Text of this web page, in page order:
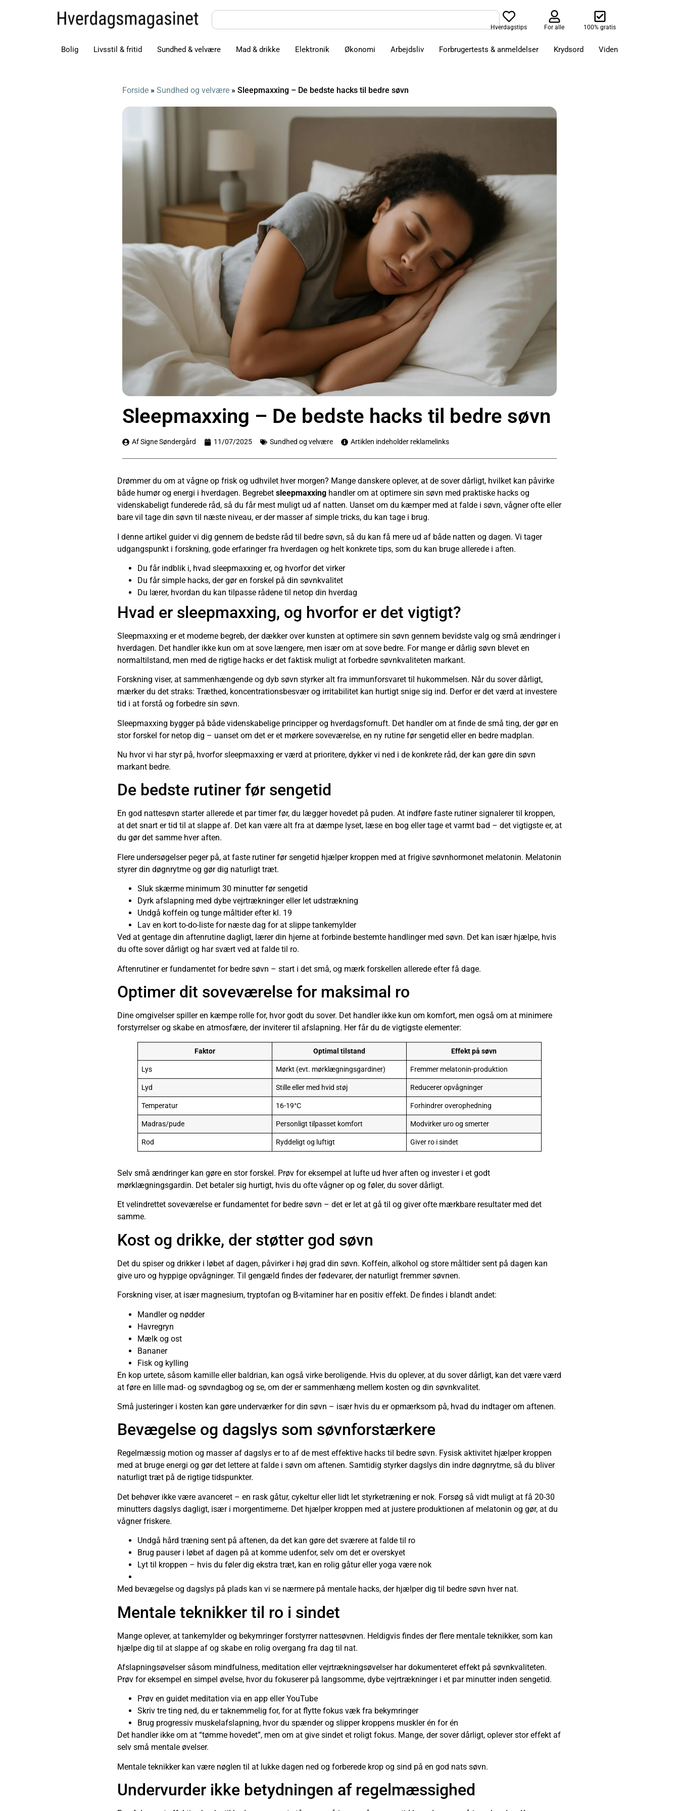
Hverdagstips For alle 100% gratis
Bolig Livsstil & fritid Sundhed & velvære Mad & drikke Elektronik Økonomi Arbejdsliv Forbrugertests & anmeldelser Krydsord Viden
Forside » Sundhed og velvære » Sleepmaxxing – De bedste hacks til bedre søvn
Sleepmaxxing – De bedste hacks til bedre søvn
Af Signe Søndergård 11/07/2025 Sundhed og velvære Artiklen indeholder reklamelinks
Drømmer du om at vågne op frisk og udhvilet hver morgen? Mange danskere oplever, at de sover dårligt, hvilket kan påvirke
både humør og energi i hverdagen. Begrebet sleepmaxxing handler om at optimere sin søvn med praktiske hacks og
videnskabeligt funderede råd, så du får mest muligt ud af natten. Uanset om du kæmper med at falde i søvn, vågner ofte eller
bare vil tage din søvn til næste niveau, er der masser af simple tricks, du kan tage i brug.
I denne artikel guider vi dig gennem de bedste råd til bedre søvn, så du kan få mere ud af både natten og dagen. Vi tager
udgangspunkt i forskning, gode erfaringer fra hverdagen og helt konkrete tips, som du kan bruge allerede i aften.
Du får indblik i, hvad sleepmaxxing er, og hvorfor det virker
Du får simple hacks, der gør en forskel på din søvnkvalitet
Du lærer, hvordan du kan tilpasse rådene til netop din hverdag
Hvad er sleepmaxxing, og hvorfor er det vigtigt?
Sleepmaxxing er et moderne begreb, der dækker over kunsten at optimere sin søvn gennem bevidste valg og små ændringer i
hverdagen. Det handler ikke kun om at sove længere, men især om at sove bedre. For mange er dårlig søvn blevet en
normaltilstand, men med de rigtige hacks er det faktisk muligt at forbedre søvnkvaliteten markant.
Forskning viser, at sammenhængende og dyb søvn styrker alt fra immunforsvaret til hukommelsen. Når du sover dårligt,
mærker du det straks: Træthed, koncentrationsbesvær og irritabilitet kan hurtigt snige sig ind. Derfor er det værd at investere
tid i at forstå og forbedre sin søvn.
Sleepmaxxing bygger på både videnskabelige principper og hverdagsfornuft. Det handler om at finde de små ting, der gør en
stor forskel for netop dig – uanset om det er et mørkere soveværelse, en ny rutine før sengetid eller en bedre madplan.
Nu hvor vi har styr på, hvorfor sleepmaxxing er værd at prioritere, dykker vi ned i de konkrete råd, der kan gøre din søvn
markant bedre.
De bedste rutiner før sengetid
En god nattesøvn starter allerede et par timer før, du lægger hovedet på puden. At indføre faste rutiner signalerer til kroppen,
at det snart er tid til at slappe af. Det kan være alt fra at dæmpe lyset, læse en bog eller tage et varmt bad – det vigtigste er, at
du gør det samme hver aften.
Flere undersøgelser peger på, at faste rutiner før sengetid hjælper kroppen med at frigive søvnhormonet melatonin. Melatonin
styrer din døgnrytme og gør dig naturligt træt.
Sluk skærme minimum 30 minutter før sengetid
Dyrk afslapning med dybe vejrtrækninger eller let udstrækning
Undgå koffein og tunge måltider efter kl. 19
Lav en kort to-do-liste for næste dag for at slippe tankemylder
Ved at gentage din aftenrutine dagligt, lærer din hjerne at forbinde bestemte handlinger med søvn. Det kan især hjælpe, hvis
du ofte sover dårligt og har svært ved at falde til ro.
Aftenrutiner er fundamentet for bedre søvn – start i det små, og mærk forskellen allerede efter få dage.
Optimer dit soveværelse for maksimal ro
Dine omgivelser spiller en kæmpe rolle for, hvor godt du sover. Det handler ikke kun om komfort, men også om at minimere
forstyrrelser og skabe en atmosfære, der inviterer til afslapning. Her får du de vigtigste elementer:
Faktor Optimal tilstand Effekt på søvn
Lys Mørkt (evt. mørklægningsgardiner) Fremmer melatonin-produktion
Lyd Stille eller med hvid støj Reducerer opvågninger
Temperatur 16-19°C Forhindrer overophedning
Madras/pude Personligt tilpasset komfort Modvirker uro og smerter
Rod Ryddeligt og luftigt Giver ro i sindet
Selv små ændringer kan gøre en stor forskel. Prøv for eksempel at lufte ud hver aften og invester i et godt
mørklægningsgardin. Det betaler sig hurtigt, hvis du ofte vågner op og føler, du sover dårligt.
Et velindrettet soveværelse er fundamentet for bedre søvn – det er let at gå til og giver ofte mærkbare resultater med det
samme.
Kost og drikke, der støtter god søvn
Det du spiser og drikker i løbet af dagen, påvirker i høj grad din søvn. Koffein, alkohol og store måltider sent på dagen kan
give uro og hyppige opvågninger. Til gengæld findes der fødevarer, der naturligt fremmer søvnen.
Forskning viser, at især magnesium, tryptofan og B-vitaminer har en positiv effekt. De findes i blandt andet:
Mandler og nødder
Havregryn
Mælk og ost
Bananer
Fisk og kylling
En kop urtete, såsom kamille eller baldrian, kan også virke beroligende. Hvis du oplever, at du sover dårligt, kan det være værd
at føre en lille mad- og søvndagbog og se, om der er sammenhæng mellem kosten og din søvnkvalitet.
Små justeringer i kosten kan gøre underværker for din søvn – især hvis du er opmærksom på, hvad du indtager om aftenen.
Bevægelse og dagslys som søvnforstærkere
Regelmæssig motion og masser af dagslys er to af de mest effektive hacks til bedre søvn. Fysisk aktivitet hjælper kroppen
med at bruge energi og gør det lettere at falde i søvn om aftenen. Samtidig styrker dagslys din indre døgnrytme, så du bliver
naturligt træt på de rigtige tidspunkter.
Det behøver ikke være avanceret – en rask gåtur, cykeltur eller lidt let styrketræning er nok. Forsøg så vidt muligt at få 20-30
minutters dagslys dagligt, især i morgentimerne. Det hjælper kroppen med at justere produktionen af melatonin og gør, at du
vågner friskere.
Undgå hård træning sent på aftenen, da det kan gøre det sværere at falde til ro
Brug pauser i løbet af dagen på at komme udenfor, selv om det er overskyet
Lyt til kroppen – hvis du føler dig ekstra træt, kan en rolig gåtur eller yoga være nok
Med bevægelse og dagslys på plads kan vi se nærmere på mentale hacks, der hjælper dig til bedre søvn hver nat.
Mentale teknikker til ro i sindet
Mange oplever, at tankemylder og bekymringer forstyrrer nattesøvnen. Heldigvis findes der flere mentale teknikker, som kan
hjælpe dig til at slappe af og skabe en rolig overgang fra dag til nat.
Afslapningsøvelser såsom mindfulness, meditation eller vejrtrækningsøvelser har dokumenteret effekt på søvnkvaliteten.
Prøv for eksempel en simpel øvelse, hvor du fokuserer på langsomme, dybe vejrtrækninger i et par minutter inden sengetid.
Prøv en guidet meditation via en app eller YouTube
Skriv tre ting ned, du er taknemmelig for, for at flytte fokus væk fra bekymringer
Brug progressiv muskelafslapning, hvor du spænder og slipper kroppens muskler én for én
Det handler ikke om at “tømme hovedet”, men om at give sindet et roligt fokus. Mange, der sover dårligt, oplever stor effekt af
selv små mentale øvelser.
Mentale teknikker kan være nøglen til at lukke dagen ned og forberede krop og sind på en god nats søvn.
Undervurder ikke betydningen af regelmæssighed